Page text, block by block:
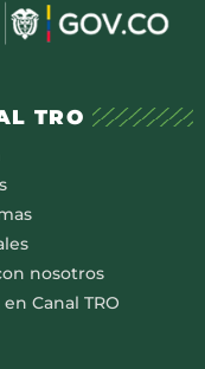
TRO
nosotros
en Canal TRO